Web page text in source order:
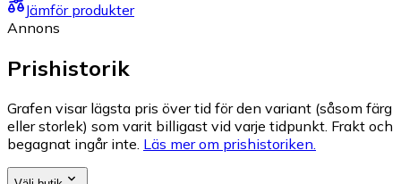
Jämför produkter
Annons
Prishistorik
Grafen visar lägsta pris över tid för den variant (såsom färg
eller storlek) som varit billigast vid varje tidpunkt. Frakt och
begagnat ingår inte. Läs mer om prishistoriken.